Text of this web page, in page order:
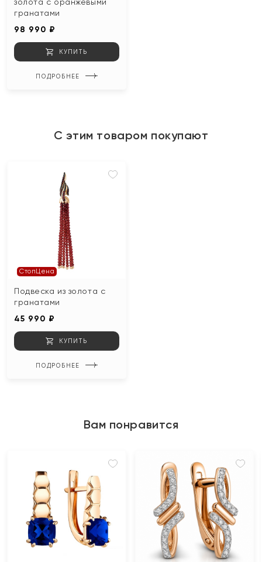
гранатами
98 990 ₽
КУПИТЬ
ПОДРОБНЕЕ
С этим товаром покупают
СтопЦена
Подвеска из золота с
гранатами
45 990 ₽
КУПИТЬ
ПОДРОБНЕЕ
Вам понравится